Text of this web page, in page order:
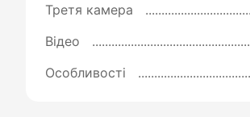
Третя камера
Відео
Особливості